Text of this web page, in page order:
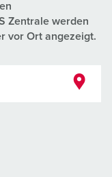
Zentrale werden
vor Ort angezeigt.